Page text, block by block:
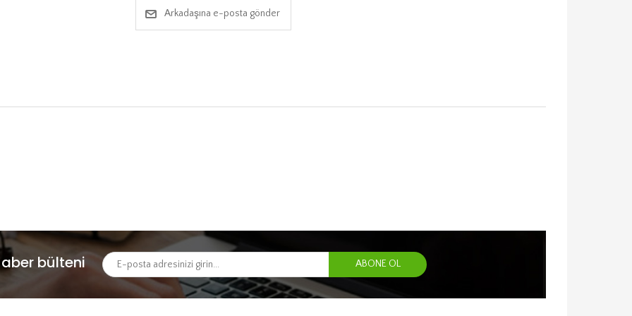
Arkadaşına e-posta gönder
bülteni